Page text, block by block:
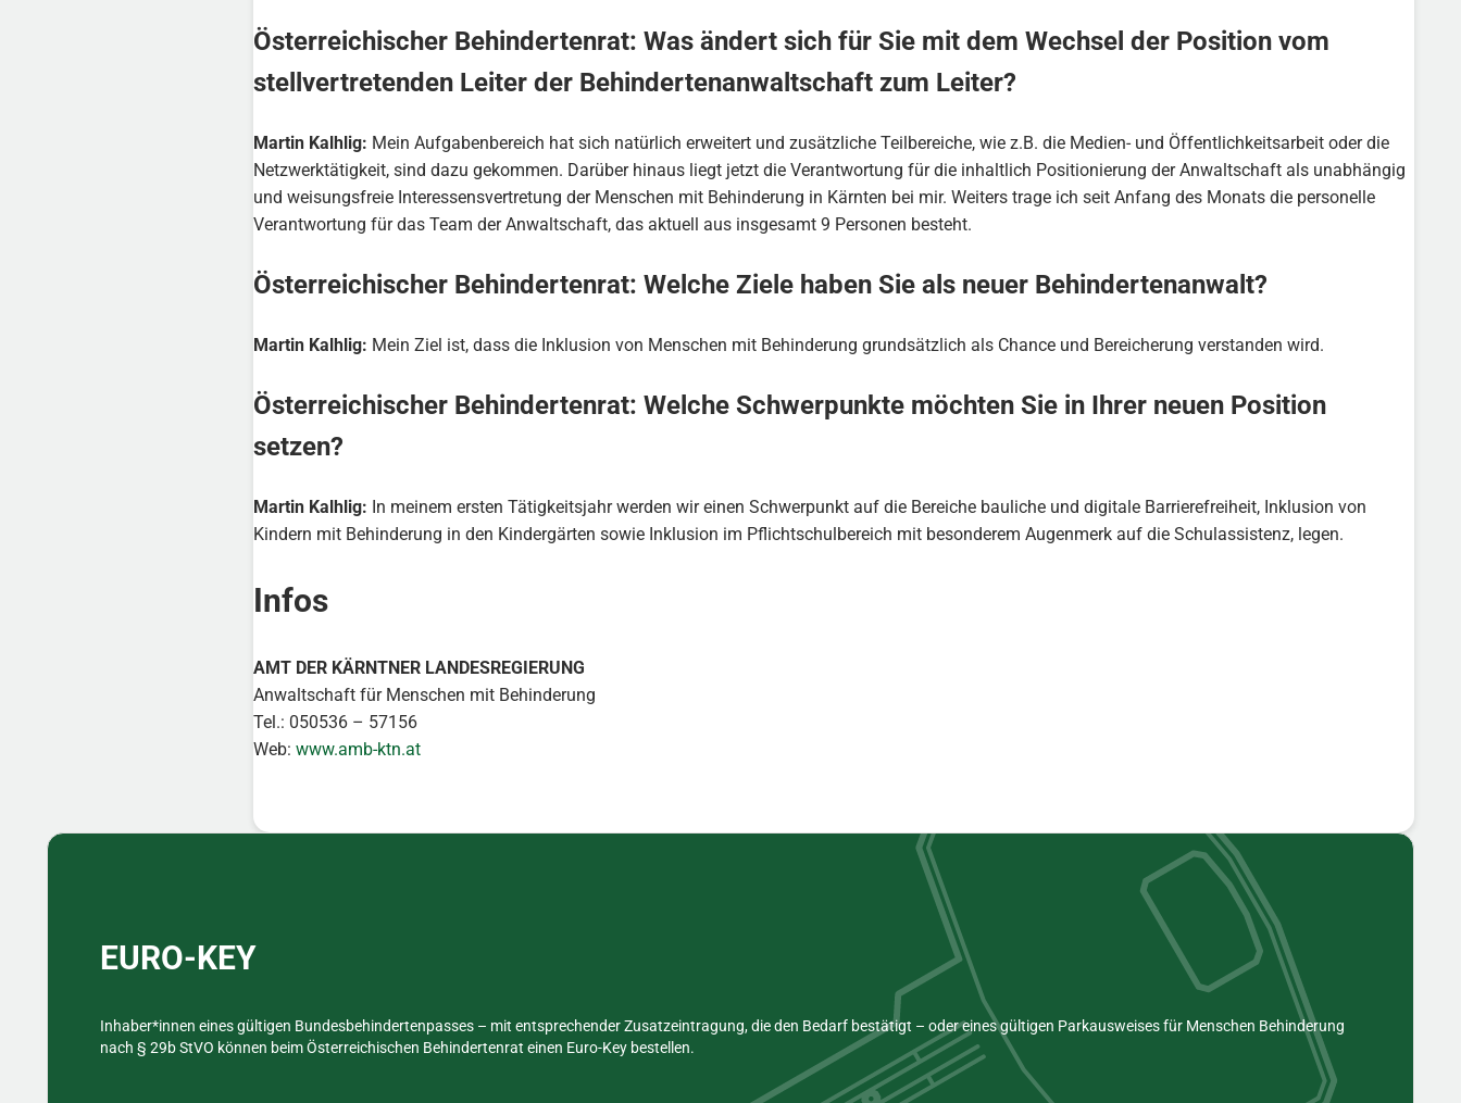
Österreichischer Behindertenrat: Was ändert sich für Sie mit dem Wechsel der Position vom
stellvertretenden Leiter der Behindertenanwaltschaft zum Leiter?
Martin Kalhlig: Mein Aufgabenbereich hat sich natürlich erweitert und zusätzliche Teilbereiche, wie z.B. die Medien- und Öffentlichkeitsarbeit oder die
Netzwerktätigkeit, sind dazu gekommen. Darüber hinaus liegt jetzt die Verantwortung für die inhaltlich Positionierung der Anwaltschaft als unabhängig
und weisungsfreie Interessensvertretung der Menschen mit Behinderung in Kärnten bei mir. Weiters trage ich seit Anfang des Monats die personelle
Verantwortung für das Team der Anwaltschaft, das aktuell aus insgesamt 9 Personen besteht.
Österreichischer Behindertenrat: Welche Ziele haben Sie als neuer Behindertenanwalt?
Martin Kalhlig: Mein Ziel ist, dass die Inklusion von Menschen mit Behinderung grundsätzlich als Chance und Bereicherung verstanden wird.
Österreichischer Behindertenrat: Welche Schwerpunkte möchten Sie in Ihrer neuen Position
setzen?
Martin Kalhlig: In meinem ersten Tätigkeitsjahr werden wir einen Schwerpunkt auf die Bereiche bauliche und digitale Barrierefreiheit, Inklusion von
Kindern mit Behinderung in den Kindergärten sowie Inklusion im Pflichtschulbereich mit besonderem Augenmerk auf die Schulassistenz, legen.
Infos
AMT DER KÄRNTNER LANDESREGIERUNG
Anwaltschaft für Menschen mit Behinderung
Tel.: 050536 – 57156
Web: www.amb-ktn.at
Sidebar
EURO-KEY
Inhaber*innen eines gültigen Bundesbehindertenpasses – mit entsprechender Zusatzeintragung, die den Bedarf bestätigt – oder eines gültigen Parkausweises für Menschen Behinderung
nach § 29b StVO können beim Österreichischen Behindertenrat einen Euro-Key bestellen.